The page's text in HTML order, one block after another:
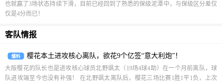
也就赢了3场状态持续下滑，目前已经回到了熟悉的保级泥潭中，与保级区分差仅
仅是4分而已！
客队情报
爆料 樱花本土进攻核心离队，欲花9个亿签“意大利炮”！
大阪樱花的队长也是进攻核心球员北野飒太（19场4球4助）在一个月前离队，球
队进攻端至今也没有补强！ 在北野飒太离队后，樱花三场比赛1胜1平1负，上次